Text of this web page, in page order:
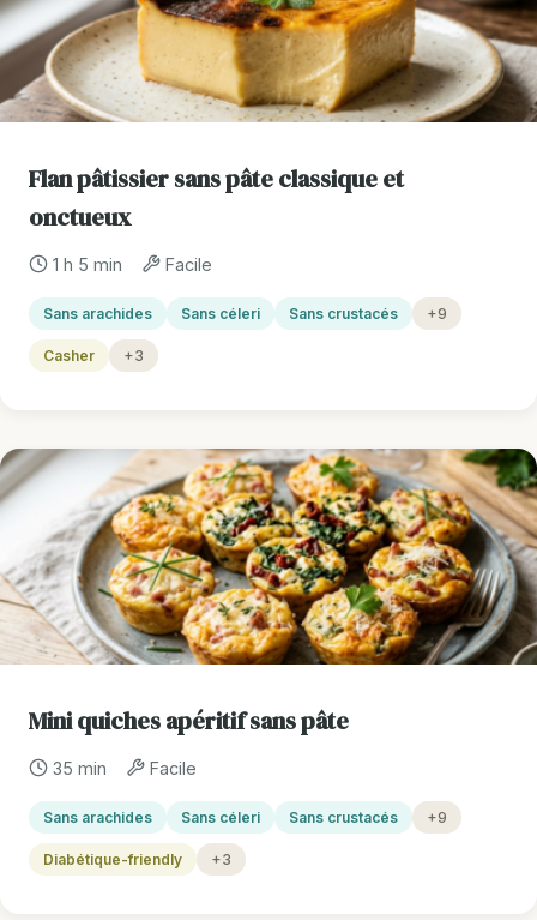
Flan pâtissier sans pâte classique et
onctueux
1 h 5 min Facile
Sans arachides Sans céleri Sans crustacés +9
Casher +3
Mini quiches apéritif sans pâte
35 min Facile
Sans arachides Sans céleri Sans crustacés +9
Diabétique-friendly +3